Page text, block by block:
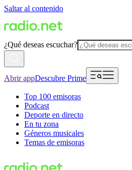
Saltar al contenido
¿Qué deseas escuchar?
Abrir appDescubre Prime
Top 100 emisoras
Podcast
Deporte en directo
En tu zona
Géneros musicales
Temas de emisoras